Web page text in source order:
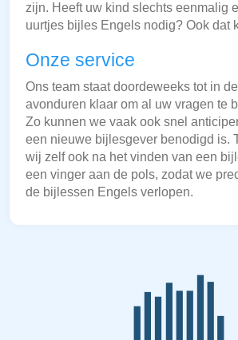
zijn. Heeft uw kind slechts eenmalig
uurtjes bijles Engels nodig? Ook dat
Onze service
Ons team staat doordeweeks tot in de
avonduren klaar om al uw vragen te
Zo kunnen we vaak ook snel
een nieuwe bijlesgever benodigd is.
wij zelf ook na het vinden van een
een vinger aan de pols, zodat we
de bijlessen Engels verlopen.